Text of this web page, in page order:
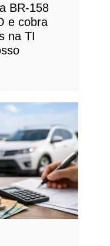
BR-158
e cobra
na TI